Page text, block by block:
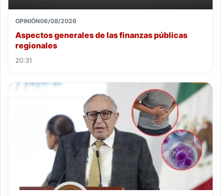
OPINIÓN06/08/2026
Aspectos generales de las finanzas públicas
regionales
20:31